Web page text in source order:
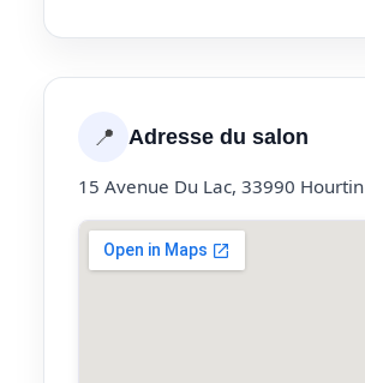
📍 Adresse du salon
15 Avenue Du Lac, 33990 Hourtin